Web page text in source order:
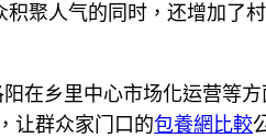
聚人气的同时，还增加了
在乡里中心市场化运营等方
让群众家门口的包養網比較